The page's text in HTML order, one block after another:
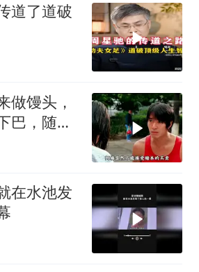
道了道破
做馒头，
巴，随后
在水池发